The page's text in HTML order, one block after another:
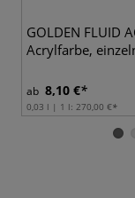
GOLDEN FLUID
Acrylfarbe,
ab 8,10 €
0,03 l | 1 l: 270,00 €